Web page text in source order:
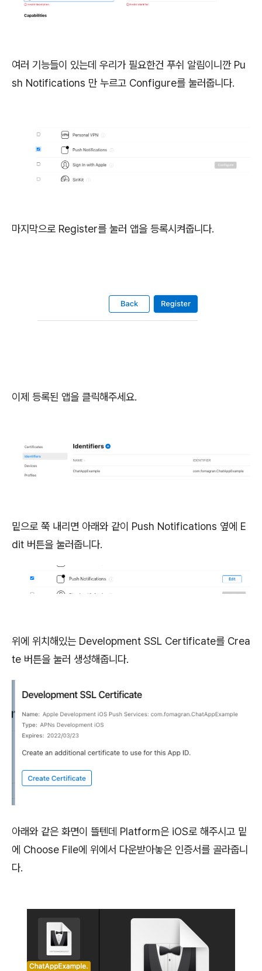
여러 기능들이 있는데 우리가 필요한건 푸쉬 알림이니깐 Pu
sh Notifications 만 누르고 Configure를 눌러줍니다.
마지막으로 Register를 눌러 앱을 등록시켜줍니다.
이제 등록된 앱을 클릭해주세요.
밑으로 쭉 내리면 아래와 같이 Push Notifications 옆에 E
dit 버튼을 눌러줍니다.
위에 위치해있는 Development SSL Certificate를 Crea
te 버튼을 눌러 생성해줍니다.
아래와 같은 화면이 뜰텐데 Platform은 iOS로 해주시고 밑
에 Choose File에 위에서 다운받아놓은 인증서를 골라줍니
다.